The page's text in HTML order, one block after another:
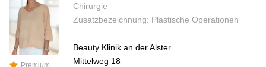
Premium
Chirurgie
Zusatzbezeichnung: Plastische Operationen
Beauty Klinik an der Alster
Mittelweg 18